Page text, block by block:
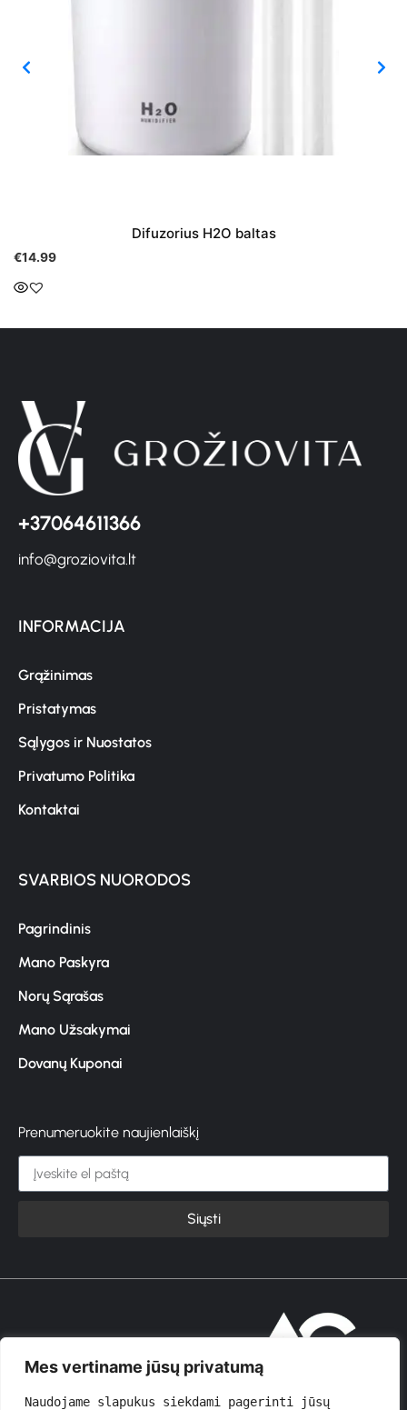
Mes vertiname jūsų privatumą
Naudojame slapukus siekdami pagerinti jūsų
Difuzorius H2O baltas
€14.99
+37064611366
info@groziovita.lt
INFORMACIJA
Grąžinimas
Pristatymas
Sąlygos ir Nuostatos
Privatumo Politika
Kontaktai
SVARBIOS NUORODOS
Pagrindinis
Mano Paskyra
Norų Sąrašas
Mano Užsakymai
Dovanų Kuponai
Prenumeruokite naujienlaiškį
Siųsti
© 2026 GROŽIOVITA